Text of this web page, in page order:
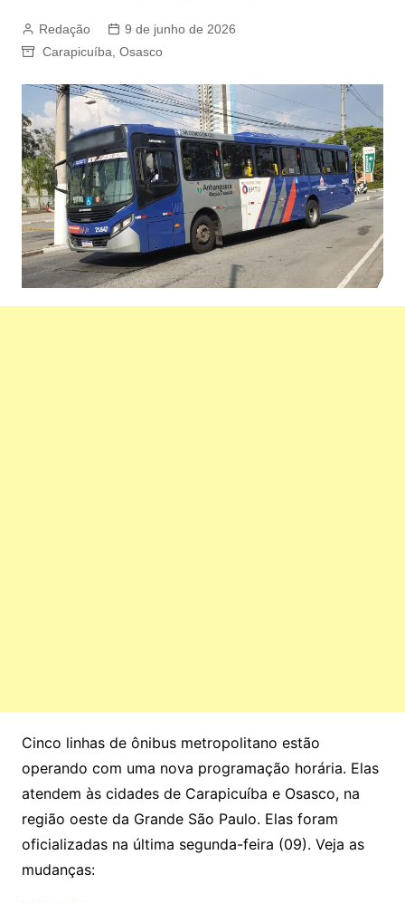
Redação
9 de junho de 2026
Carapicuíba Osasco
Cinco linhas de ônibus metropolitano estão
operando com uma nova programação horária. Elas
atendem às cidades de Carapicuíba e Osasco, na
região oeste da Grande São Paulo. Elas foram
oficializadas na última segunda-feira (09). Veja as
mudanças: